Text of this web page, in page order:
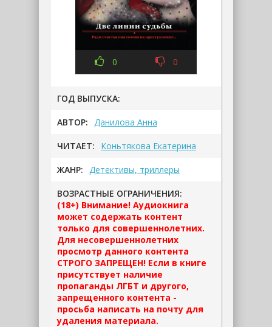
0 0
ГОД ВЫПУСКА:
АВТОР: Данилова Анна
ЧИТАЕТ: Коньтякова Екатерина
ЖАНР: Детективы, триллеры
ВОЗРАСТНЫЕ ОГРАНИЧЕНИЯ:
(18+) Внимание! Аудиокнига
может содержать контент
только для совершеннолетних.
Для несовершеннолетних
просмотр данного контента
СТРОГО ЗАПРЕЩЕН! Если в книге
присутствует наличие
пропаганды ЛГБТ и другого,
запрещенного контента -
просьба написать на почту для
удаления материала.